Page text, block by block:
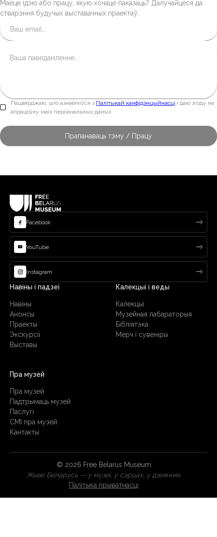
Маеце ідэю або працу, якую хочаце паказаць? Далучайцеся да
стварэння будучых выставачных праектаў.
Пацвярджаю, што азнаёміўся з Палітыкай канфідэнцыйнасці і даю згоду на
апрацоўку маіх персанальных даных.
Facebook
YouTube
Instagram
Навіны і падзеі
Навіны
Анонсы
Праекты
Экскурсіі
Выставы
Калекцыі і веды
Калекцыі
Музейная лабараторыя
Бібліятэка
Мерч і сувеніры
Пра музей
Пра музей
Падтрымаць музей
Паслугi
СМІ пра музей
Кантакты
© 2026 Free Belarus Museum
Жыве Беларусь — у музеі, у сэрцах, у дзеяннях
Палітыка прыватнасці